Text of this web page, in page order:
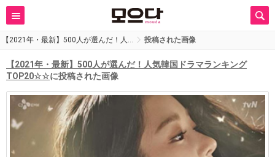
【2021年・最新】500人が選んだ！人… 投稿された画像
【2021年・最新】500人が選んだ！人気韓国ドラマランキング
TOP20☆☆に投稿された画像